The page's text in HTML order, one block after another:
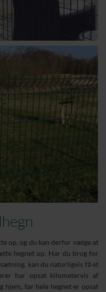
op, og du kan derfor vælge at
hegnet op. Har du brug for
kan du naturligvis få et
har opsat kilometervis af
hjem, før hele hegnet er opsat